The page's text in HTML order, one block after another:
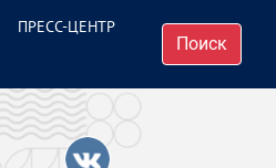
ПРЕСС-ЦЕНТР
Поиск